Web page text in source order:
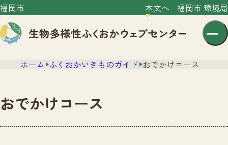
福岡市 本文へ 福岡市 環境局
センター紹介
ホーム ふくおかいきものガイド おでかけコース
おでかけコース